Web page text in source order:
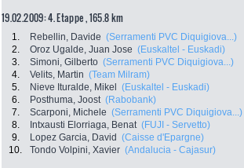
19.02.2009: 4. Etappe , 165.8 km
1. Rebellin, Davide (Serramenti PVC Diquigiova...)
2.
Oroz Ugalde, Juan Jose (Euskaltel - Euskadi)
3.
Simoni, Gilberto (Serramenti PVC Diquigiova...)
4.
Velits, Martin (Team Milram)
5.
Nieve Ituralde, Mikel (Euskaltel - Euskadi)
6.
Posthuma, Joost (Rabobank)
7.
Scarponi, Michele (Serramenti PVC Diquigiova...)
8.
Intxausti Elorriaga, Benat (FUJI - Servetto)
9.
Lopez Garcia, David (Caisse d'Epargne)
10.
Tondo Volpini, Xavier (Andalucia - Cajasur)